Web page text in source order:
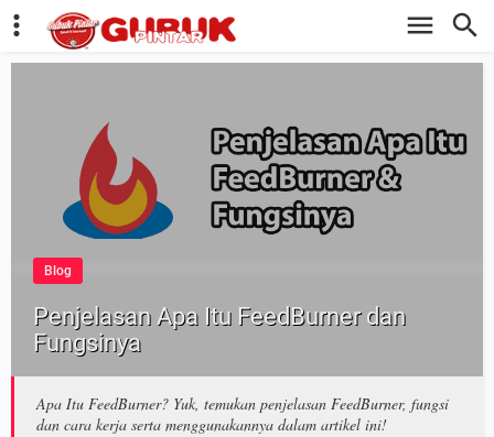
Blog
Penjelasan Apa Itu FeedBurner dan
Fungsinya
Apa Itu FeedBurner? Yuk, temukan penjelasan FeedBurner, fungsi
dan cara kerja serta menggunakannya dalam artikel ini!